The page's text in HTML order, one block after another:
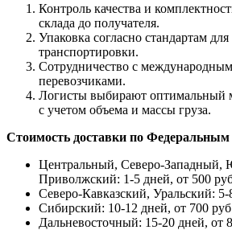
Контроль качества и
склада до получателя.
Упаковка согласно стандартам
транспортировки.
Сотрудничество с
перевозчиками.
Логисты выбирают оптимальный
с учетом объема и массы груза.
Стоимость доставки по
Центральный, Северо-
Приволжский: 1-5 дней, от 500
Северо-Кавказский, Уральский:
Сибирский: 10-12 дней, от 700
Дальневосточный: 15-20 дней, от